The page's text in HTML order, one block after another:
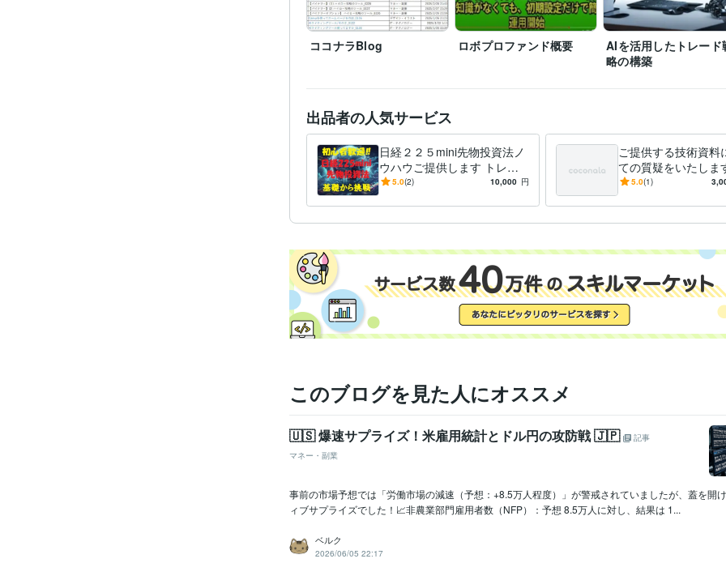
ココナラBlog ロボプロファンド概要
AIを活用したトレード
略の構築
出品者の人気サービス
日経２２５mini先物投資法ノ
ウハウご提供します トレー
ド戦略やテクニックを公開し
5.0(2) 10,000 円
ご提供する技術資料
ての質疑をいたしま
技術的に対応させて
5.0(1)
このブログを見た人にオススメ
​🇺🇸 爆速サプライズ！米雇用統計とドル円の攻防戦 🇯🇵
記事
マネー・副業
事前の市場予想では「労働市場の減速（予想：+8.5万人程度）」が警戒されていましたが、蓋を開
ィブサプライズでした！📈​非農業部門雇用者数（NFP）：予想 8.5万人に対し、結果は 1...
ベルク
2026/06/05 22:17